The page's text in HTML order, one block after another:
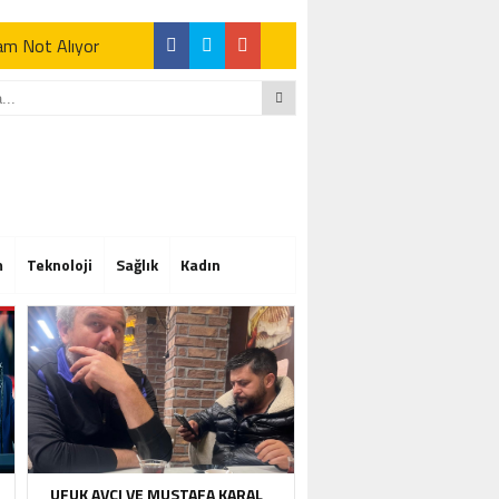
Not Alıyor
Not Alıyor
Teknoloji Sağlık Kadın
UFUK AVCI VE MUSTAFA KARAL